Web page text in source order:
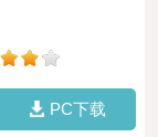
PC下载